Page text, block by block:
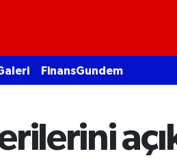
FinansGundem